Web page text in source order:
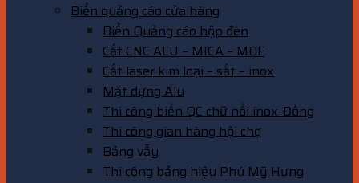
Biển quảng cáo cửa hàng
Biển Quảng cáo hộp đèn
Cắt CNC ALU – MICA – MDF
Cắt laser kim loại – sắt – inox
Mặt dựng Alu
Thi công biển QC chữ nổi inox-Đồng
Thi công gian hàng hội chợ
Bảng vẫy
Thi công bảng hiệu Phú Mỹ Hưng